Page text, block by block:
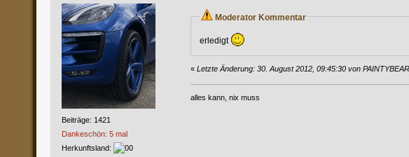
Beiträge: 1421
Dankeschön: 5 mal
Herkunftsland:
Moderator Kommentar
erledigt
« Letzte Änderung: 30. August 2012, 09:45:30 von PAINTYBEAR
alles kann, nix muss